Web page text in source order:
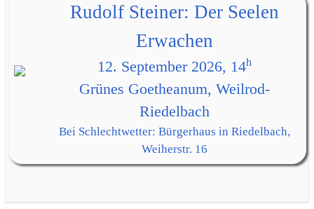
Rudolf Steiner: Der Seelen
Erwachen
12. September 2026, 14h
Grünes Goetheanum, Weilrod-
Riedelbach
Bei Schlechtwetter: Bürgerhaus in Riedelbach,
Weiherstr. 16